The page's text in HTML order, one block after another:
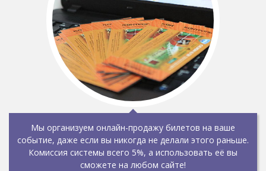
Мы организуем онлайн-продажу билетов на ваше
событие, даже если вы никогда не делали этого раньше.
Комиссия системы всего 5%, а использовать её вы
сможете на любом сайте!